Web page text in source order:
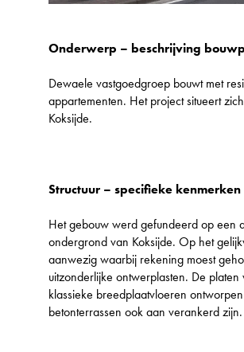
Onderwerp – beschrijving
Dewaele vastgoedgroep bouwt met
appartementen. Het project situeert
Koksijde.
Structuur – specifieke kenmerken
Het gebouw werd gefundeerd op een
ondergrond van Koksijde. Op het
aanwezig waarbij rekening moest
uitzonderlijke ontwerplasten. De
klassieke breedplaatvloeren
betonterrassen ook aan verankerd zijn.